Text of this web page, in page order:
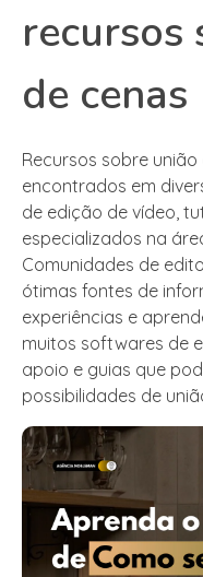
recursos
de cenas
Recursos sobre
encontrados em
de edição de vídeo,
especializados na
Comunidades de
ótimas fontes de
experiências e
muitos softwares de
apoio e guias que
possibilidades de